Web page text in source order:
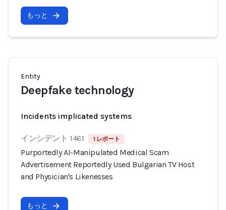
もっと
Entity
Deepfake technology
Incidents implicated systems
インシデント 1461 1 レポート
Purportedly AI-Manipulated Medical Scam
Advertisement Reportedly Used Bulgarian TV Host
and Physician's Likenesses
もっと